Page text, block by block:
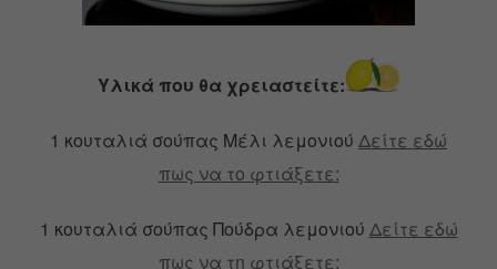
Υλικά που θα χρειαστείτε:
1 κουταλιά σούπας Μέλι λεμονιού Δείτε εδώ
πως να το φτιάξετε:
1 κουταλιά σούπας Πούδρα λεμονιού Δείτε εδώ
πως να τη φτιάξετε: